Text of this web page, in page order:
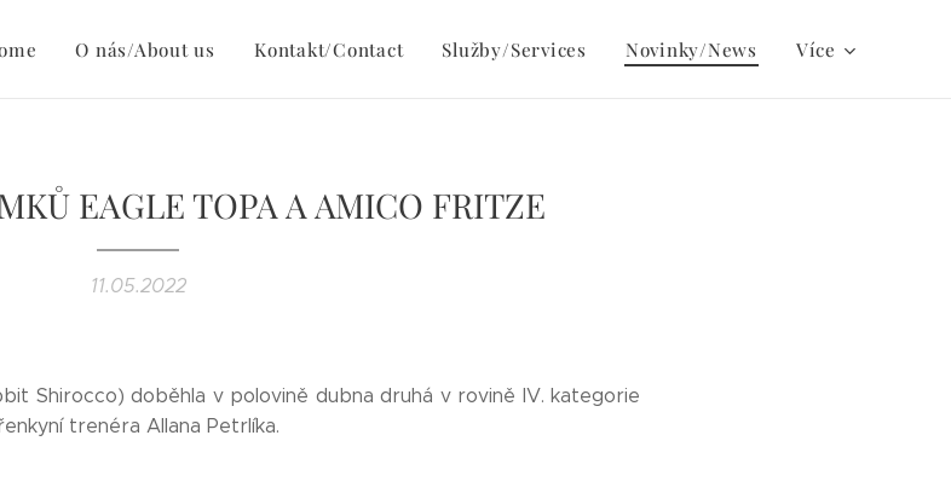
O nás/About us Kontakt/Contact Služby/Services Novinky/News Více
EAGLE TOPA A AMICO FRITZE
11.05.2022
Shirocco) doběhla v polovině dubna druhá v rovině IV. kategorie
trenéra Allana Petrlíka.